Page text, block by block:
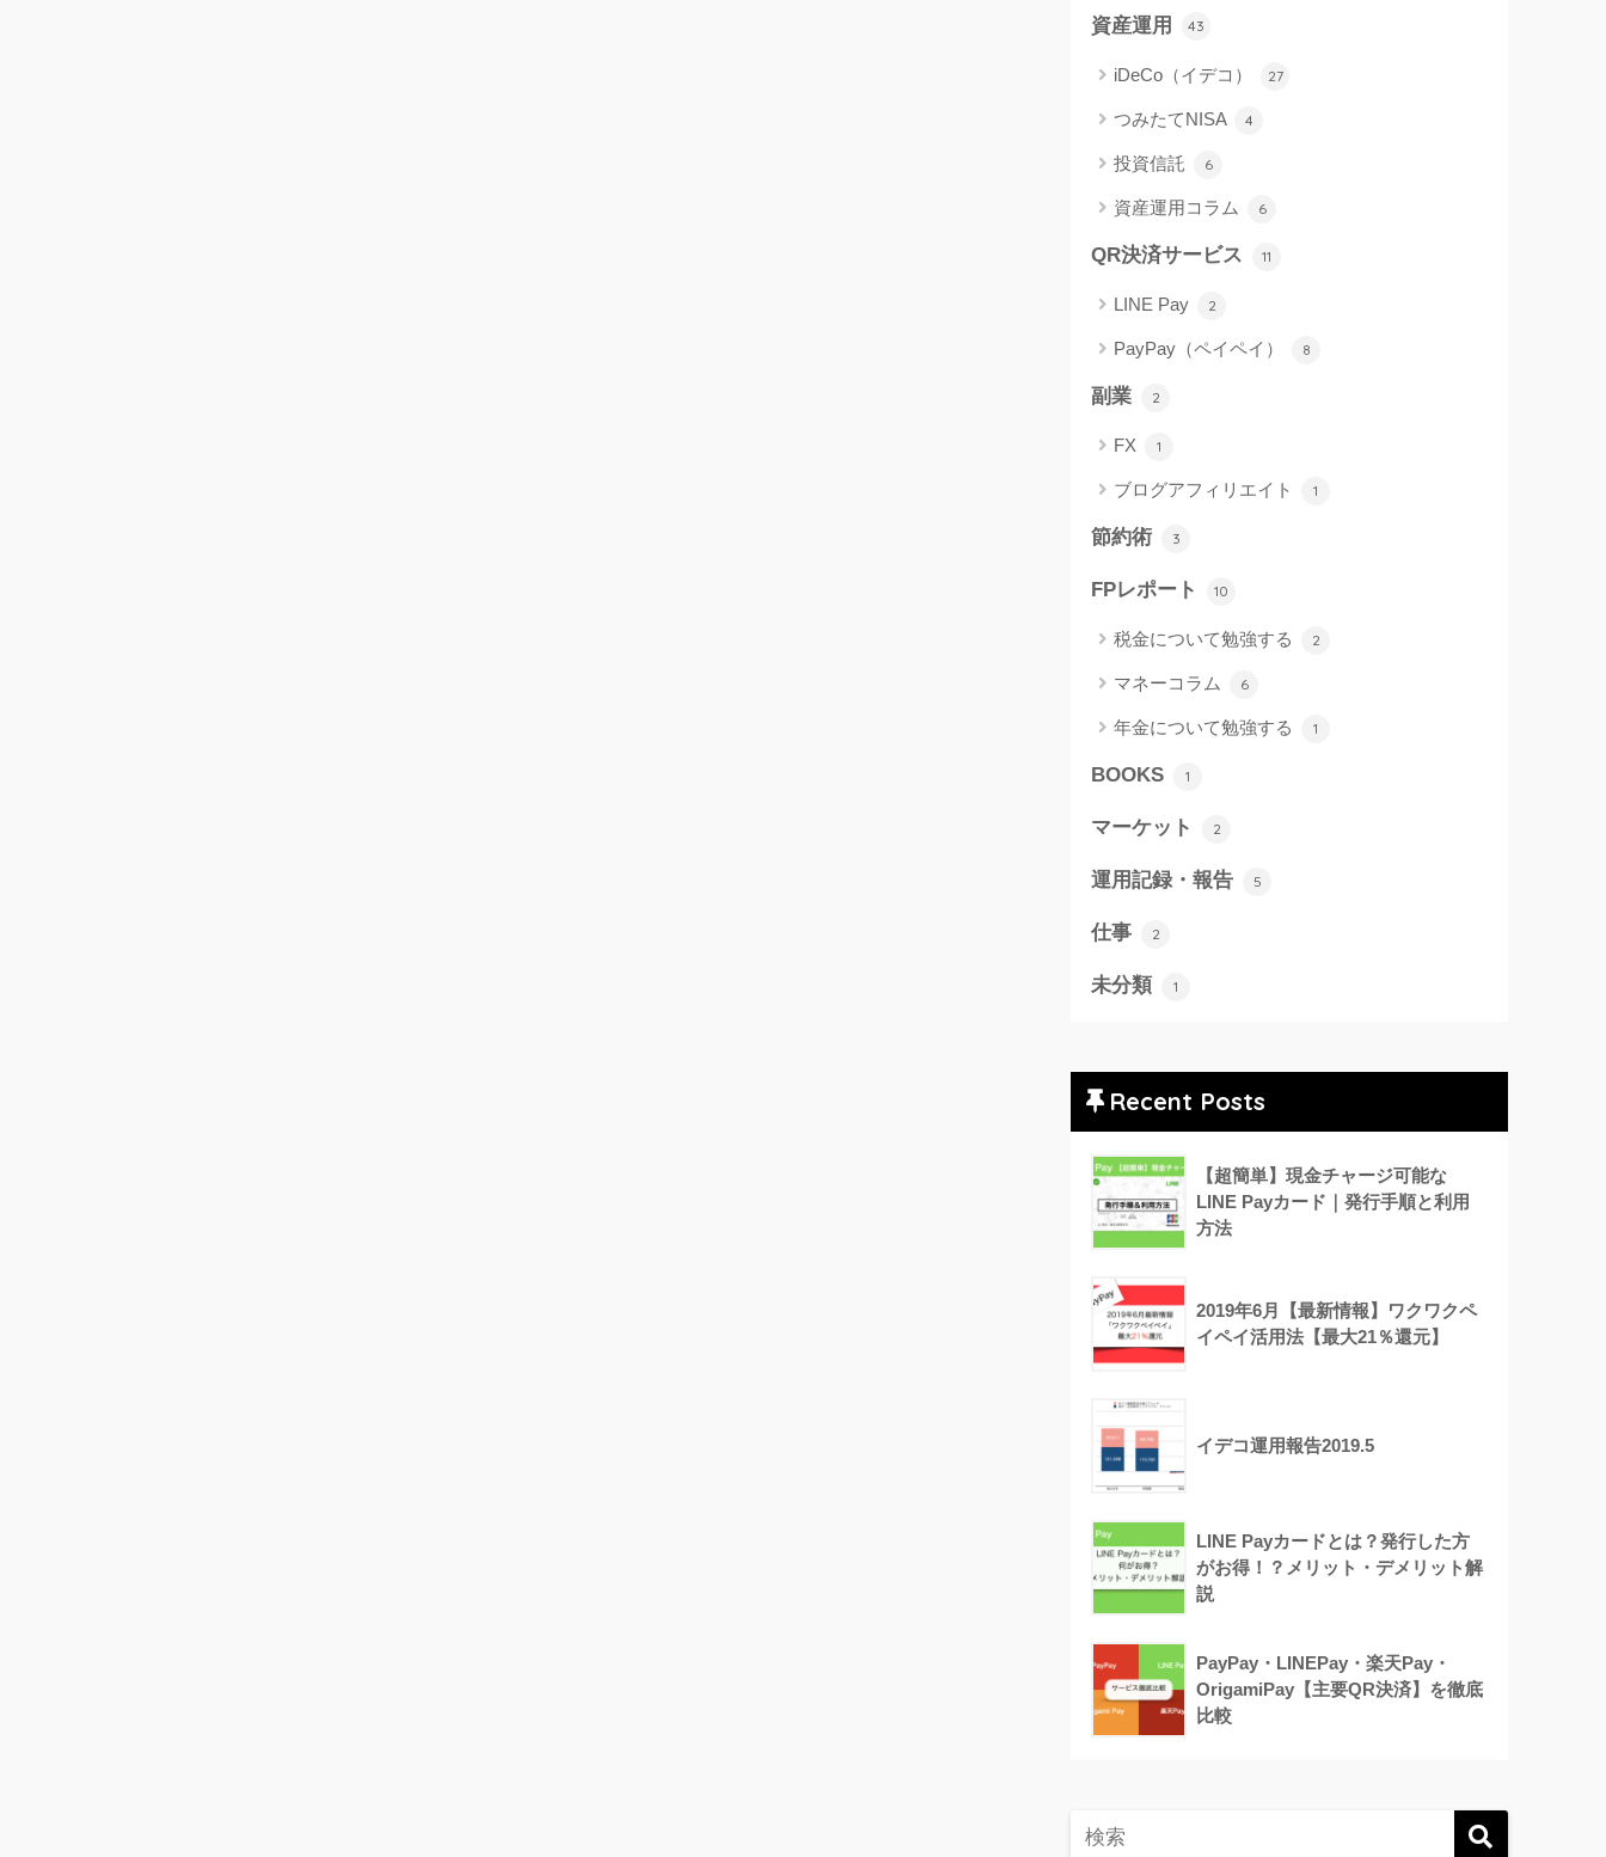
資産運用 43
iDeCo（イデコ） 27
つみたてNISA 4
投資信託 6
資産運用コラム 6
QR決済サービス 11
LINE Pay 2
PayPay（ペイペイ） 8
副業 2
FX 1
ブログアフィリエイト 1
節約術 3
FPレポート 10
税金について勉強する 2
マネーコラム 6
年金について勉強する 1
BOOKS 1
マーケット 2
運用記録・報告 5
仕事 2
未分類 1
Recent Posts
【超簡単】現金チャージ可能な
LINE Payカード｜発行手順と利用
方法
2019年6月【最新情報】ワクワクペ
イペイ活用法【最大21％還元】
イデコ運用報告2019.5
LINE Payカードとは？発行した方
がお得！？メリット・デメリット解
説
PayPay・LINEPay・楽天Pay・
OrigamiPay【主要QR決済】を徹底
比較